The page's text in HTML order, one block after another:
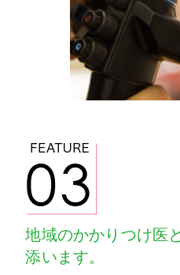
地域のかかりつけ医
添います。